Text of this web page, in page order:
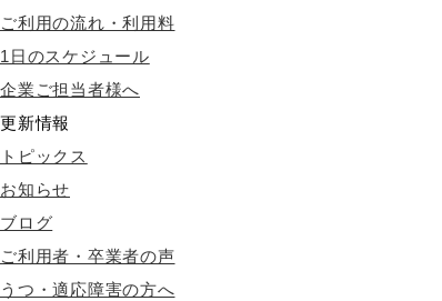
ご利用の流れ・利用料
1日のスケジュール
企業ご担当者様へ
更新情報
トピックス
お知らせ
ブログ
ご利用者・卒業者の声
うつ・適応障害の方へ